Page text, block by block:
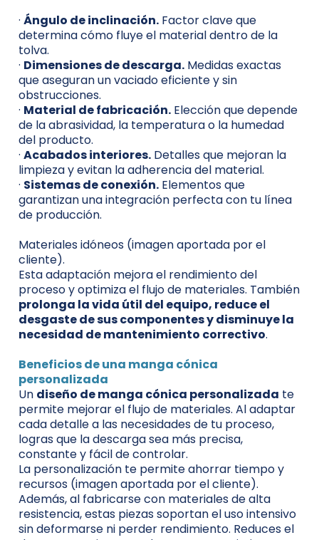
· Ángulo de inclinación. Factor clave que
determina cómo fluye el material dentro de la
tolva.
· Dimensiones de descarga. Medidas exactas
que aseguran un vaciado eficiente y sin
obstrucciones.
· Material de fabricación. Elección que depende
de la abrasividad, la temperatura o la humedad
del producto.
· Acabados interiores. Detalles que mejoran la
limpieza y evitan la adherencia del material.
· Sistemas de conexión. Elementos que
garantizan una integración perfecta con tu línea
de producción.
Materiales idóneos (imagen aportada por el
cliente).
Esta adaptación mejora el rendimiento del
proceso y optimiza el flujo de materiales. También
prolonga la vida útil del equipo, reduce el
desgaste de sus componentes y disminuye la
necesidad de mantenimiento correctivo.
Beneficios de una manga cónica
personalizada
Un diseño de manga cónica personalizada te
permite mejorar el flujo de materiales. Al adaptar
cada detalle a las necesidades de tu proceso,
logras que la descarga sea más precisa,
constante y fácil de controlar.
La personalización te permite ahorrar tiempo y
recursos (imagen aportada por el cliente).
Además, al fabricarse con materiales de alta
resistencia, estas piezas soportan el uso intensivo
sin deformarse ni perder rendimiento. Reduces el